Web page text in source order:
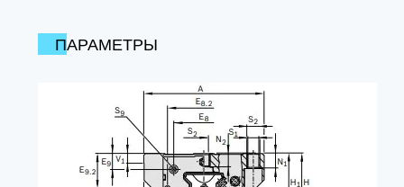
ПАРАМЕТРЫ